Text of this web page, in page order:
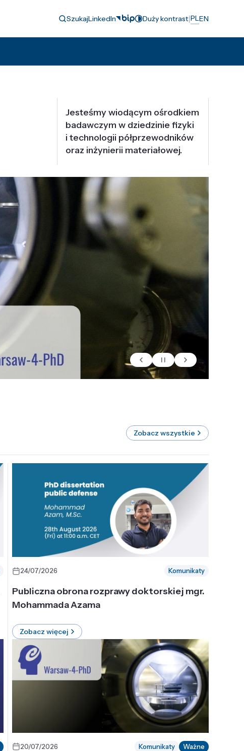
SzukajLinkedIn Duży kontrast|PLEN
Jesteśmy wiodącym ośrodkiem
badawczym w dziedzinie fizyki
i technologii półprzewodników
oraz inżynierii materiałowej.
Zobacz wszystkie
24/07/2026 Komunikaty
Publiczna obrona rozprawy doktorskiej mgr.
Mohammada Azama
Zobacz więcej
20/07/2026 Komunikaty Ważne